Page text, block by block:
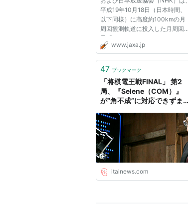
VRAD衛星「おうな」の
数年は月周回軌道を回り
衛星仕様
大きさ 2.1mx2.1mx4.8m
姿勢制
御
三軸安定
軌道 極軌道/高度約
平成19年10月18日（日本時間、
以下同様）に高度約100kmの月
周回観測軌道に投入した月周回衛
星「かぐや（SELENE）」からハ
イビジョンカメラ（HDTV）によ
に世界で初めて成功しました。
球の出」は...
www.jaxa.jp
47 ブックマーク
「将棋電王戦FINAL」 第2
局、『Selene（COM）』
が“角不成”に対応できずまさ
(ﾉ∀`)
itainews.com